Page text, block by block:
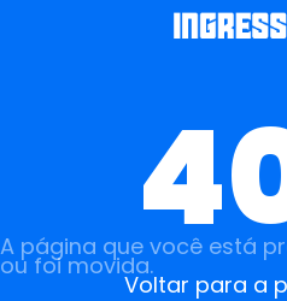
A página que você está
ou foi movida.
Voltar para a